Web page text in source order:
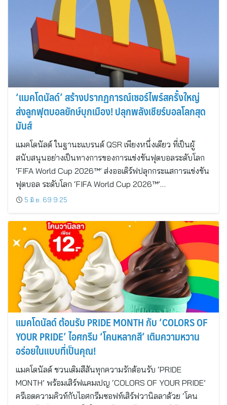
‘แมคโดนัลด์’ สร้างปรากฏการณ์เซอร์ไพร์สครั้งใหญ่
ส่งลูกฟุตบอลยักษ์บุกเมือง! ปลุกพลังเชียร์บอลโลกสุด
มันส์
แมคโดนัลด์ ในฐานะแบรนด์ QSR เพียงหนึ่งเดียว ที่เป็นผู้
สนับสนุนอย่างเป็นทางการของการแข่งขันฟุตบอลระดับโลก
‘FIFA World Cup 2026™’ ส่งออเดิร์ฟปลุกกระแสการแข่งขัน
ฟุตบอล ระดับโลก ‘FIFA World Cup 2026™’…
5 มิ.ย. 69 9:25
แมคโดนัลด์ ต้อนรับ PRIDE MONTH กับ ‘COLORS OF
YOUR PRIDE’ ไอศกรีม ‘โคนหลากสี’ เติมความหวาน
อร่อยในแบบที่เป็นคุณ!
แมคโดนัลด์ ชวนเติมสีสันทุกความรักต้อนรับ ‘PRIDE
MONTH’ พร้อมเสิร์ฟแคมเปญ ‘COLORS OF YOUR PRIDE’
ครีเอตความคิวท์กับไอศกรีมซอฟท์เสิร์ฟวานิลลาด้วย ‘โคน